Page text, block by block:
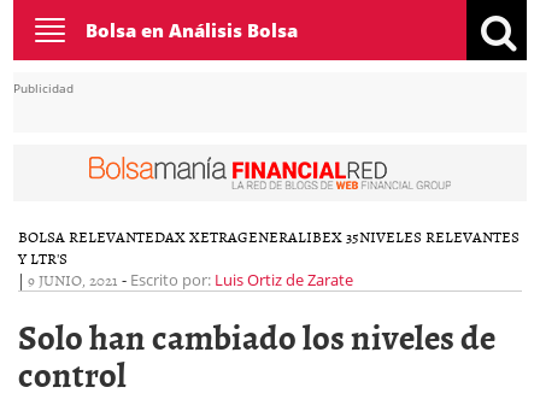
Toggle
navigation
Bolsa en Análisis Bolsa
Publicidad
BOLSA RELEVANTEDAX XETRAGENERALIBEX 35NIVELES RELEVANTES
Y LTR'S
| 9 JUNIO, 2021 - Escrito por: Luis Ortiz de Zarate
Solo han cambiado los niveles de
control